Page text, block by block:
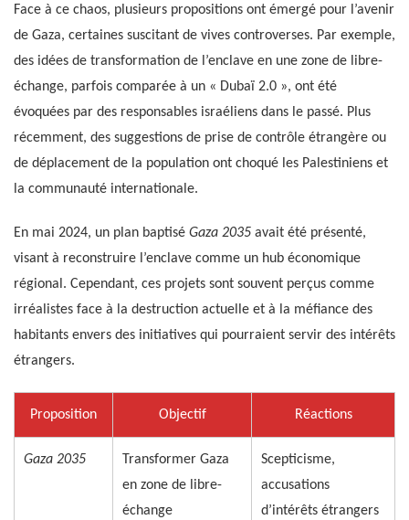
Face à ce chaos, plusieurs propositions ont émergé pour l’avenir
de Gaza, certaines suscitant de vives controverses. Par exemple,
des idées de transformation de l’enclave en une zone de libre-
échange, parfois comparée à un « Dubaï 2.0 », ont été
évoquées par des responsables israéliens dans le passé. Plus
récemment, des suggestions de prise de contrôle étrangère ou
de déplacement de la population ont choqué les Palestiniens et
la communauté internationale.
En mai 2024, un plan baptisé Gaza 2035 avait été présenté,
visant à reconstruire l’enclave comme un hub économique
régional. Cependant, ces projets sont souvent perçus comme
irréalistes face à la destruction actuelle et à la méfiance des
habitants envers des initiatives qui pourraient servir des intérêts
étrangers.
Proposition Objectif Réactions
Gaza 2035
Transformer Gaza
en zone de libre-
échange
Scepticisme,
accusations
d’intérêts étrangers